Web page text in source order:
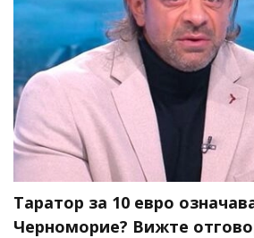
Таратор за 10 евро
Черноморие? Вижте